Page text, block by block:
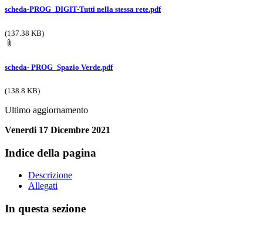
scheda-PROG_DIGIT-Tutti nella stessa rete.pdf
(137.38 KB)
scheda- PROG_Spazio Verde.pdf
(138.8 KB)
Ultimo aggiornamento
Venerdi 17 Dicembre 2021
Indice della pagina
Descrizione
Allegati
In questa sezione